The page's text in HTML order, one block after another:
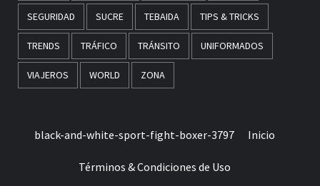
SEGURIDAD SUCRE TEBAIDA TIPS & TRICKS
TRENDS TRÁFICO TRÁNSITO UNIFORMADOS
VIAJEROS WORLD ZONA
black-and-white-sport-fight-boxer-3797 Inicio
Términos & Condiciones de Uso